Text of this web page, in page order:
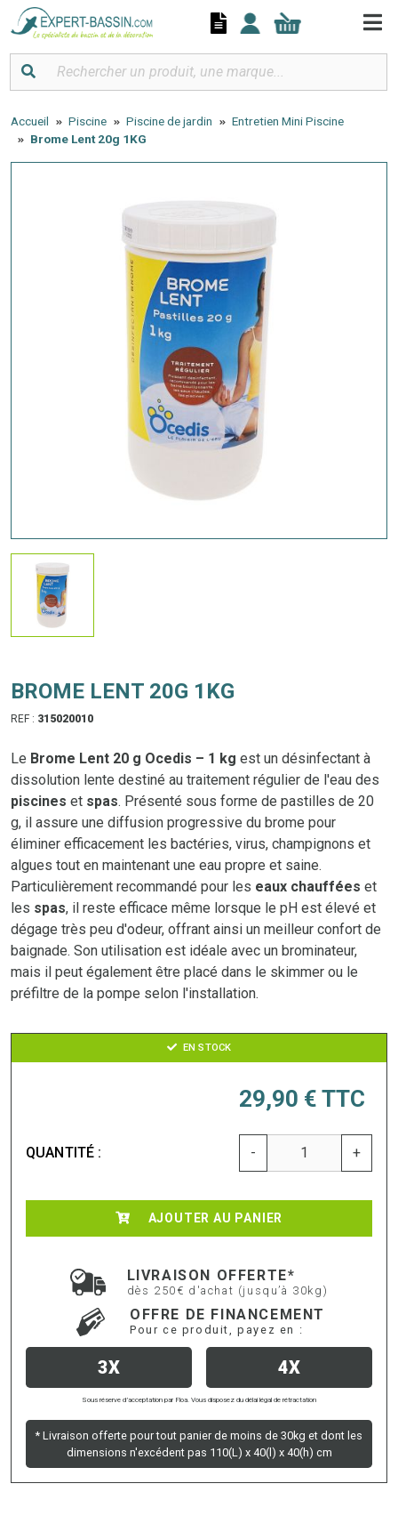
Accueil Piscine Piscine de jardin
Entretien Mini Piscine
Brome Lent 20g 1KG
BROME LENT 20G 1KG
REF : 315020010
Le Brome Lent 20 g Ocedis – 1 kg est un désinfectant à
dissolution lente destiné au traitement régulier de l'eau des
piscines et spas. Présenté sous forme de pastilles de 20
g, il assure une diffusion progressive du brome pour
éliminer efficacement les bactéries, virus, champignons et
algues tout en maintenant une eau propre et saine.
Particulièrement recommandé pour les eaux chauffées et
les spas, il reste efficace même lorsque le pH est élevé et
dégage très peu d'odeur, offrant ainsi un meilleur confort de
baignade. Son utilisation est idéale avec un brominateur,
mais il peut également être placé dans le skimmer ou le
préfiltre de la pompe selon l'installation.
EN STOCK
29,90 € TTC
QUANTITÉ : - +
AJOUTER AU PANIER
LIVRAISON OFFERTE*
dès 250€ d'achat (jusqu’à 30kg)
OFFRE DE FINANCEMENT
Pour ce produit, payez en :
3X 4X
Sous réserve d’acceptation par Floa. Vous disposez du délai légal de rétractation
* Livraison offerte pour tout panier de moins de 30kg et dont les
dimensions n'excédent pas 110(L) x 40(l) x 40(h) cm
Panneau de gestion des cookies